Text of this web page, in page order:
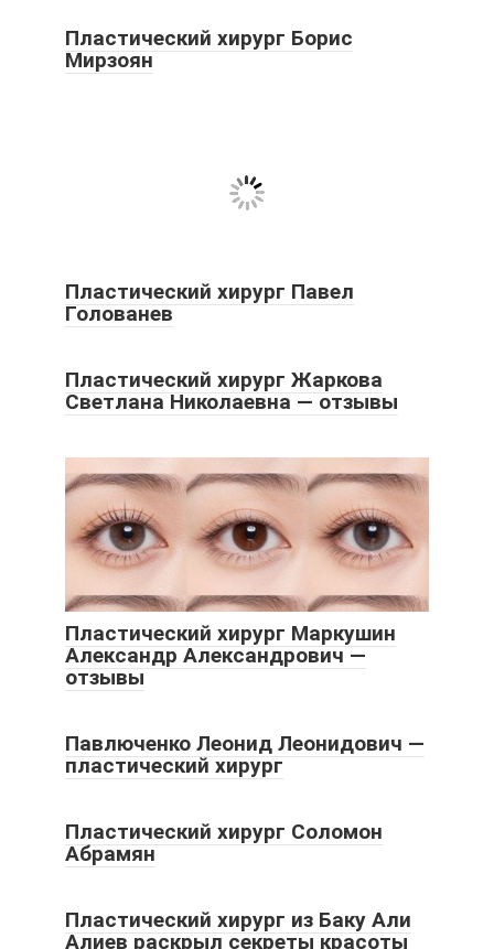
Пластический хирург Борис
Мирзоян
Пластический хирург Павел
Голованев
Пластический хирург Жаркова
Светлана Николаевна — отзывы
Пластический хирург Маркушин
Александр Александрович —
отзывы
Павлюченко Леонид Леонидович —
пластический хирург
Пластический хирург Соломон
Абрамян
Пластический хирург из Баку Али
Алиев раскрыл секреты красоты